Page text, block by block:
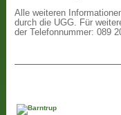
Alle weiteren
durch die UGG. Für
der Telefonnummer: 089